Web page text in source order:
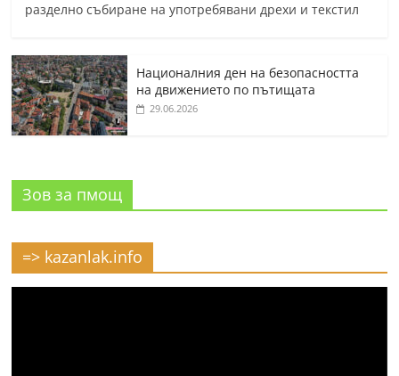
разделно събиране на употребявани дрехи и текстил
Националния ден на безопасността
на движението по пътищата
29.06.2026
Зов за пмощ
=> kazanlak.info